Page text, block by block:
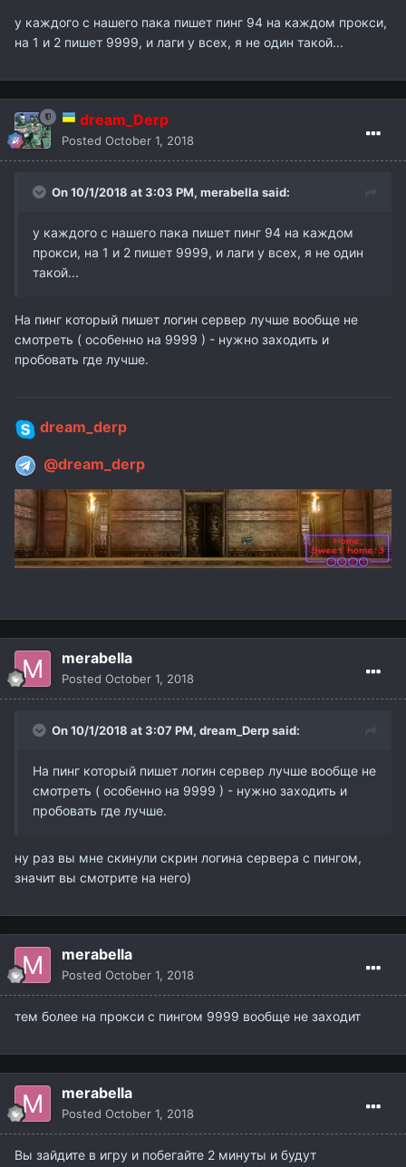
у каждого с нашего пака пишет пинг 94 на каждом прокси,
на 1 и 2 пишет 9999, и лаги у всех, я не один такой...
dream_Derp
Posted October 1, 2018
On 10/1/2018 at 3:03 PM, merabella said:
у каждого с нашего пака пишет пинг 94 на каждом
прокси, на 1 и 2 пишет 9999, и лаги у всех, я не один
такой...
На пинг который пишет логин сервер лучше вообще не
смотреть ( особенно на 9999 ) - нужно заходить и
пробовать где лучше.
dream_derp
@dream_derp
merabella
Posted October 1, 2018
On 10/1/2018 at 3:07 PM, dream_Derpsaid:
На пинг который пишет логин сервер лучше вообще не
смотреть ( особенно на 9999 ) - нужно заходить и
пробовать где лучше.
ну раз вы мне скинули скрин логина сервера с пингом,
значит вы смотрите на него)
merabella
Posted October 1, 2018
тем более на прокси с пингом 9999 вообще не заходит
merabella
Posted October 1, 2018
Вы зайдите в игру и побегайте 2 минуты и будут